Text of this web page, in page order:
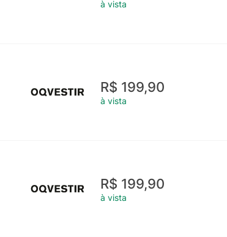
à vista
R$ 199,90
à vista
R$ 199,90
à vista